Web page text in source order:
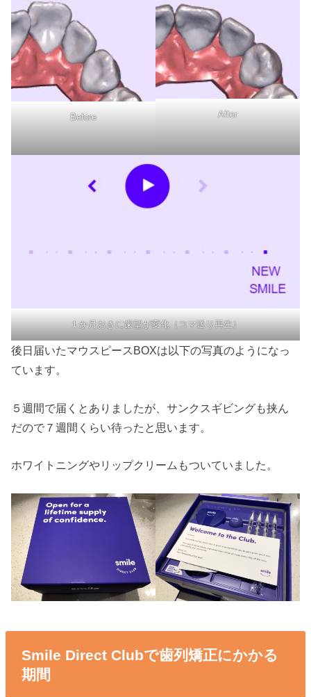
Before After
１か月おきに歯型が変化（コマ送り再生）
後日届いたマウスピースBOXは以下の写真のようになっ
ています。
５週間で届くとありましたが、サンクスギビングも挟ん
だので７週間くらい待ったと思います。
ホワイトニングやリップクリームもついていました。
Smile Direct Clubで歯列矯正にかかる
期間